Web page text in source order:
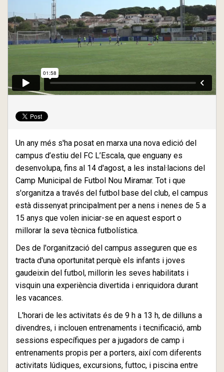
Un any més s'ha posat en marxa una nova edició del
campus d’estiu del FC L’Escala, que enguany es
desenvolupa, fins al 14 d'agost, a les instal·lacions del
Camp Municipal de Futbol Nou Miramar. Tot i que
s'organitza a través del futbol base del club, el campus
està dissenyat principalment per a nens i nenes de 5 a
15 anys que volen iniciar-se en aquest esport o
millorar la seva tècnica futbolística.
Des de l'organització del campus asseguren que es
tracta d'una oportunitat perquè els infants i joves
gaudeixin del futbol, millorin les seves habilitats i
visquin una experiència divertida i enriquidora durant
les vacances.
L'horari de les activitats és de 9 h a 13 h, de dilluns a
divendres, i inclouen entrenaments i tecnificació, amb
sessions específiques per a jugadors de camp i
entrenaments propis per a porters, així com diferents
activitats lúdiques, excursions, futtoc, i piscina entre